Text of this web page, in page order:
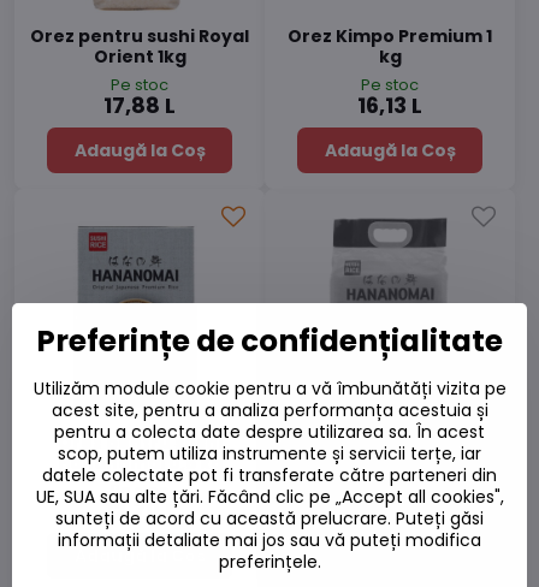
Orez pentru sushi Royal
Orient 1kg
Pe stoc
17,88 L
Adaugă la Coș
Orez Kimpo Premium 1
kg
Pe stoc
16,13 L
Adaugă la Coș
Orez pentru sushi
Hananomai 0,5 kg
Pe stoc
12,70 L
Adaugă la Coș
Orez pentru sushi
Hananomai 4,5 kg
Stoc epuizat
90,27 L
Vizualizează
Preferințe de confidențialitate
Utilizăm module cookie pentru a vă îmbunătăți vizita pe
acest site, pentru a analiza performanța acestuia și
pentru a colecta date despre utilizarea sa. În acest
scop, putem utiliza instrumente și servicii terțe, iar
datele colectate pot fi transferate către parteneri din
UE, SUA sau alte țări. Făcând clic pe „Accept all cookies",
sunteți de acord cu această prelucrare. Puteți găsi
informații detaliate mai jos sau vă puteți modifica
preferințele.